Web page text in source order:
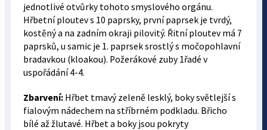
jednotlivé otvůrky tohoto smyslového orgánu.
Hřbetní ploutev s 10 paprsky, první paprsek je tvrdý,
kostěný a na zadním okraji pilovitý. Řitní ploutev má 7
paprsků, u samic je 1. paprsek srostlý s močopohlavní
bradavkou (kloakou). Požerákové zuby 1řadé v
uspořádání 4-4.
Zbarvení:Hřbet tmavý zeleně lesklý, boky světlejší s
fialovým nádechem na stříbrném podkladu. Břicho
bílé až žlutavé. Hřbet a boky jsou pokryty